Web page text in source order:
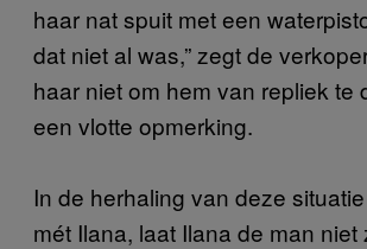
haar nat spuit met een
dat niet al was,” zegt de
haar niet om hem van repliek te
een vlotte opmerking.
In de herhaling van deze
mét Ilana, laat Ilana de man niet